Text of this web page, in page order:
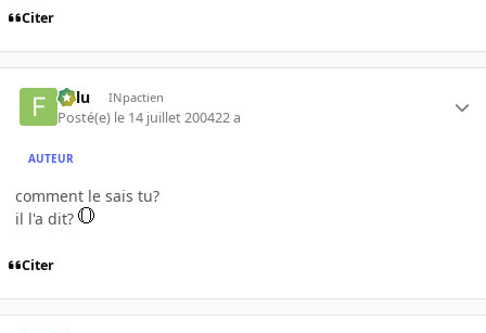
Citer
Fulu INpactien
Posté(e) le 14 juillet 200422 a
AUTEUR
comment le sais tu?
il l'a dit?
Citer